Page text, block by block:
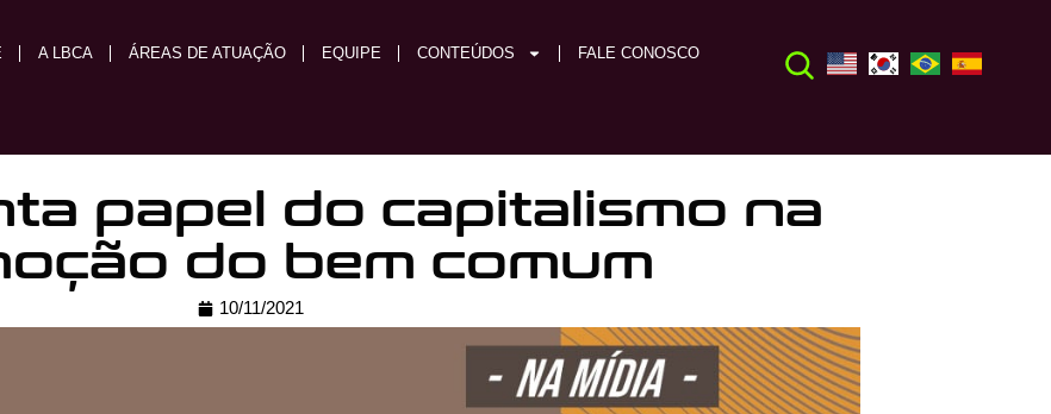
A LBCA ÁREAS DE ATUAÇÃO EQUIPE CONTEÚDOS FALE CONOSCO
papel do capitalismo na
do bem comum
10/11/2021